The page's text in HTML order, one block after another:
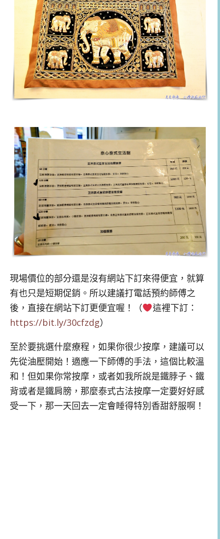
現場價位的部分還是沒有網站下訂來得便宜，就算
有也只是短期促銷。所以建議打電話預約師傅之
後，直接在網站下訂更便宜喔！（
這裡下訂：
https://bit.ly/30cfzdg）
至於要挑選什麼療程，如果你很少按摩，建議可以
先從油壓開始！適應一下師傅的手法，這個比較溫
和！但如果你常按摩，或者如我所說是鐵脖子、鐵
背或者是鐵肩膀，那麼泰式古法按摩一定要好好感
受一下，那一天回去一定會睡得特別香甜舒服啊！